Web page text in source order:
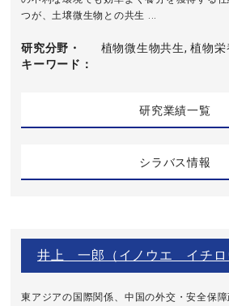
つが、土壌微生物との共生 ...
研究分野・
キーワード
植物微生物共生, 植物
研究業績一覧
シラバス情報
井上 一郎（イノウエ イチロ
東アジアの国際関係、中国の外交・安全保